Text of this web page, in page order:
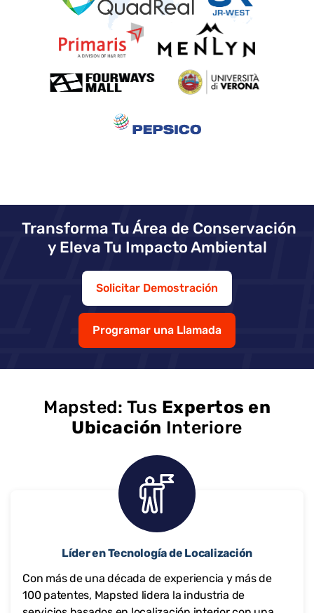
Transforma Tu Área de Conservación
y Eleva Tu Impacto Ambiental
Solicitar Demostración
Programar una Llamada
Mapsted: Tus Expertos en
Ubicación Interiore
Líder en Tecnología de Localización
Con más de una década de experiencia y más de
100 patentes, Mapsted lidera la industria de